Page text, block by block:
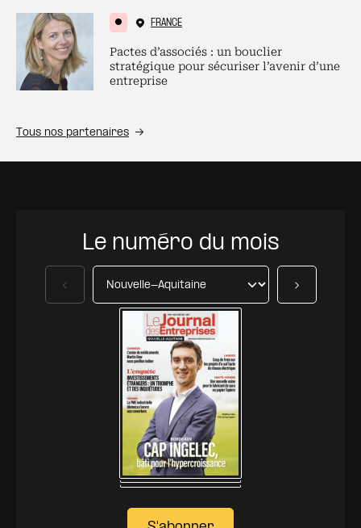
FRANCE
Pactes d’associés : un bouclier
stratégique pour sécuriser l’avenir d’une
entreprise
Tous nos partenaires
Le numéro du mois
Précédent Suivant